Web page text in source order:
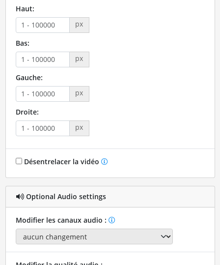
Haut:
px
Bas:
px
Gauche:
px
Droite:
px
Désentrelacer la vidéo
Optional Audio settings
Modifier les canaux audio :